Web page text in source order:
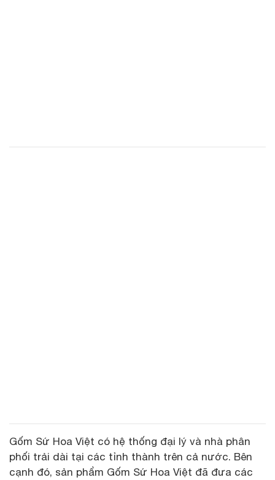
Gốm Sứ Hoa Việt có hệ thống đại lý và nhà phân
phối trải dài tại các tỉnh thành trên cả nước. Bên
cạnh đó, sản phẩm Gốm Sứ Hoa Việt đã đưa các